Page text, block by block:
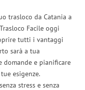
trasloco da Catania a
Facile oggi
tutti i vantaggi
sarà a tua
e pianificare
esigenze.
stress e senza